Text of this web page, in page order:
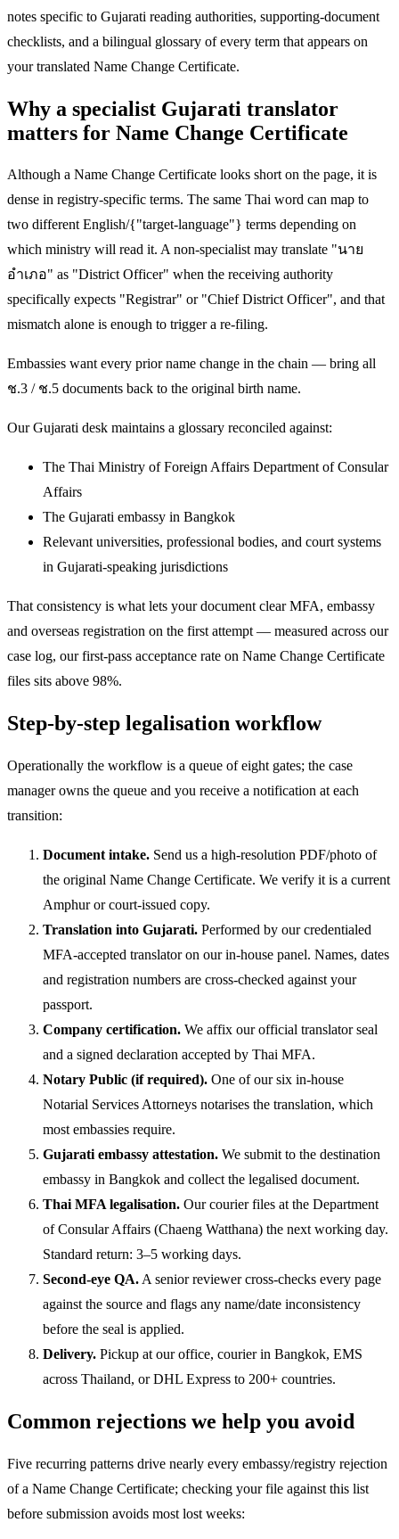
notes specific to Gujarati reading authorities, supporting-document
checklists, and a bilingual glossary of every term that appears on
your translated Name Change Certificate.
Why a specialist Gujarati translator
matters for Name Change Certificate
Although a Name Change Certificate looks short on the page, it is
dense in registry-specific terms. The same Thai word can map to
two different English/{"target-language"} terms depending on
which ministry will read it. A non-specialist may translate "นาย
อำเภอ" as "District Officer" when the receiving authority
specifically expects "Registrar" or "Chief District Officer", and that
mismatch alone is enough to trigger a re-filing.
Embassies want every prior name change in the chain — bring all
ช.3 / ช.5 documents back to the original birth name.
Our Gujarati desk maintains a glossary reconciled against:
The Thai Ministry of Foreign Affairs Department of Consular
Affairs
The Gujarati embassy in Bangkok
Relevant universities, professional bodies, and court systems
in Gujarati-speaking jurisdictions
That consistency is what lets your document clear MFA, embassy
and overseas registration on the first attempt — measured across our
case log, our first-pass acceptance rate on Name Change Certificate
files sits above 98%.
Step-by-step legalisation workflow
Operationally the workflow is a queue of eight gates; the case
manager owns the queue and you receive a notification at each
transition:
Document intake. Send us a high-resolution PDF/photo of
the original Name Change Certificate. We verify it is a current
Amphur or court-issued copy.
Translation into Gujarati. Performed by our credentialed
MFA-accepted translator on our in-house panel. Names, dates
and registration numbers are cross-checked against your
passport.
Company certification. We affix our official translator seal
and a signed declaration accepted by Thai MFA.
Notary Public (if required). One of our six in-house
Notarial Services Attorneys notarises the translation, which
most embassies require.
Gujarati embassy attestation. We submit to the destination
embassy in Bangkok and collect the legalised document.
Thai MFA legalisation. Our courier files at the Department
of Consular Affairs (Chaeng Watthana) the next working day.
Standard return: 3–5 working days.
Second-eye QA. A senior reviewer cross-checks every page
against the source and flags any name/date inconsistency
before the seal is applied.
Delivery. Pickup at our office, courier in Bangkok, EMS
across Thailand, or DHL Express to 200+ countries.
Common rejections we help you avoid
Five recurring patterns drive nearly every embassy/registry rejection
of a Name Change Certificate; checking your file against this list
before submission avoids most lost weeks: